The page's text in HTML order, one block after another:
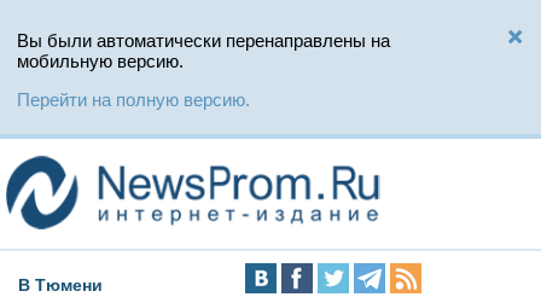
Вы были автоматически перенаправлены на
мобильную версию.
Перейти на полную версию.
В Тюмени